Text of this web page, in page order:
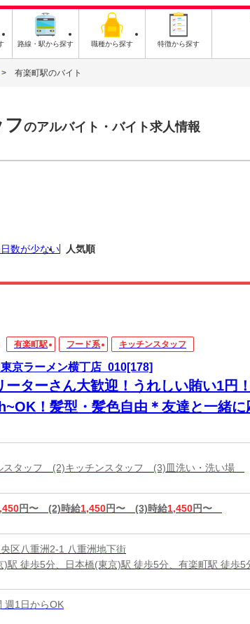
路線・駅から探す 職種から探す 特徴から探す
有楽町駅のバイト
のアルバイト・バイト求人情報
数が少ない 人気順
有楽町駅 フード系 キッチンスタッフ
京ラーメン横丁店_010[178]
ーターさん大歓迎！うれしい賄い1円
！髪型・髪色自由＊友達と一緒
スタッフ (2)キッチンスタッフ (3)皿洗い・洗い場
円〜 (2)時給1,450円〜 (3)時給1,450円〜
区八重洲2-1 八重洲地下街
)駅 徒歩5分、日本橋(東京)駅 徒歩5分、有楽町駅 徒歩5
週1日からOK